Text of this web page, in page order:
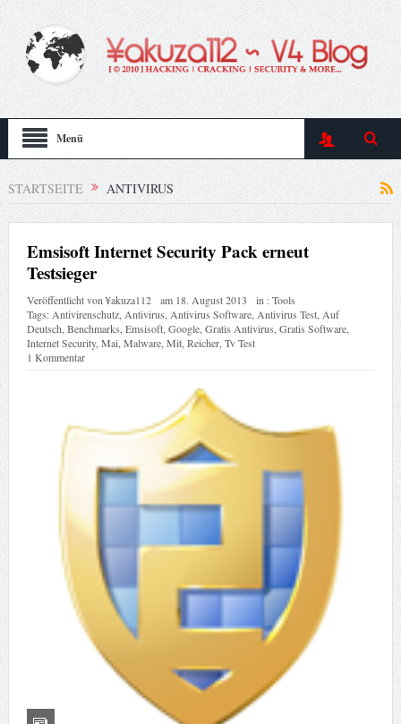
Menü
STARTSEITE ANTIVIRUS
Emsisoft Internet Security Pack erneut
Testsieger
Veröffentlicht von¥akuza112 am 18. August 2013 in :Tools
Tags: Antivirenschutz, Antivirus Antivirus Software, Antivirus Test, Auf
Deutsch Benchmarks Emsisoft, Google, Gratis Antivirus Gratis Software,
Internet Security, Mai Malware, Mit, Reicher, Tv Test
1 Kommentar